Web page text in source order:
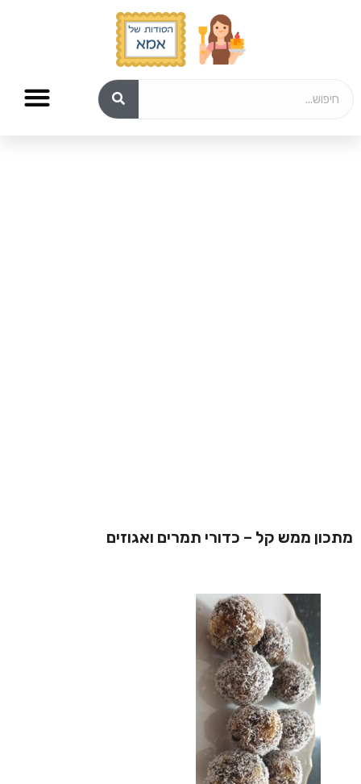
מתכון ממש קל – כדורי תמרים ואגוזים